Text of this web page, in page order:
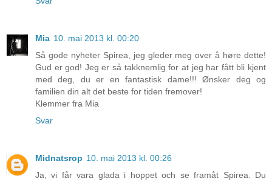
Mia 10. mai 2013 kl. 00:20
Så gode nyheter Spirea, jeg gleder meg over å høre dette!
Gud er god! Jeg er så takknemlig for at jeg har fått bli kjent
med deg, du er en fantastisk dame!!! Ønsker deg og
familien din alt det beste for tiden fremover!
Klemmer fra Mia
Svar
Midnatsrop 10. mai 2013 kl. 00:26
Ja, vi får vara glada i hoppet och se framåt Spirea. Du